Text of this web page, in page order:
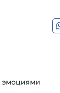
эмоциями